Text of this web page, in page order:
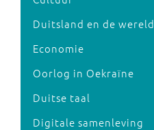
Duitsland en de wereld
Economie
Oorlog in Oekraïne
Duitse taal
Digitale samenleving